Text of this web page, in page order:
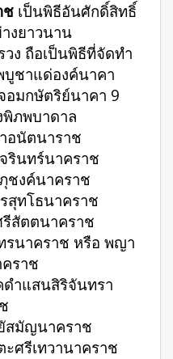
ช เป็นพิธีอันศักดิ์สิทธิ์
งยาวนาน
ง ถือเป็นพิธีที่จัดทำ
บูชาแด่องค์นาคา
มกษัตริย์นาคา 9
พิภพบาดาล
อนัตนาราช
รินทร์นาคราช
ชงค์นาคราช
สุทโธนาคราช
สัตตนาคราช
รนาคราช หรือ พญา
ราช
ำแสนสิริจันทรา
สมัญนาคราช
ศรีเทวานาคราช